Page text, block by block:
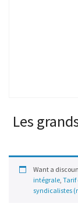
Les
Want a
intégrale,
syndicalistes